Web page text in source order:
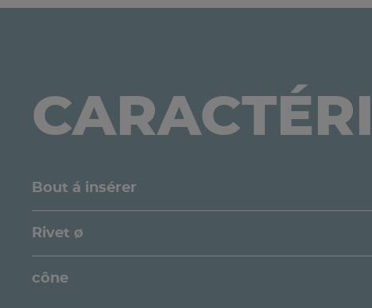
Bout á insérer
Rivet ø
cône